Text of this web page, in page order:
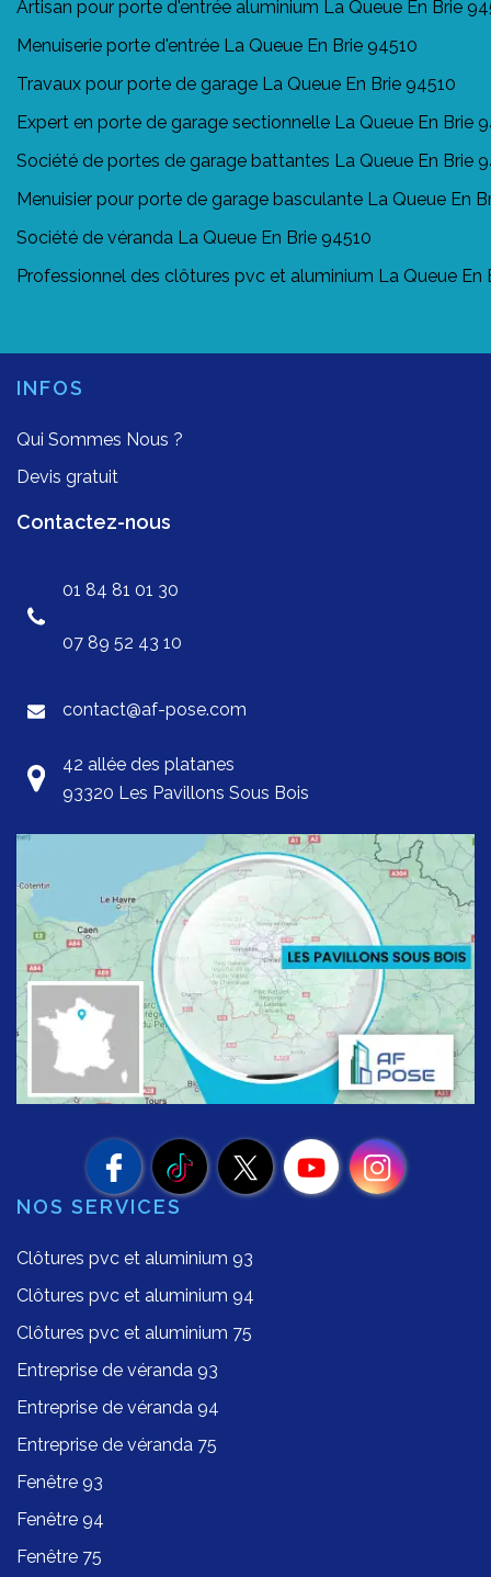
Artisan pour porte d'entrée aluminium La Queue En Brie
Menuiserie porte d'entrée La Queue En Brie 94510
Travaux pour porte de garage La Queue En Brie 94510
Expert en porte de garage sectionnelle La Queue En Brie
Société de portes de garage battantes La Queue En Brie
Menuisier pour porte de garage basculante La Queue En
Société de véranda La Queue En Brie 94510
Professionnel des clôtures pvc et aluminium La Queue En
INFOS
Qui Sommes Nous ?
Devis gratuit
Contactez-nous
01 84 81 01 30
07 89 52 43 10
contact@af-pose.com
42 allée des platanes
93320 Les Pavillons Sous Bois
NOS SERVICES
Clôtures pvc et aluminium 93
Clôtures pvc et aluminium 94
Clôtures pvc et aluminium 75
Entreprise de véranda 93
Entreprise de véranda 94
Entreprise de véranda 75
Fenêtre 93
Fenêtre 94
Fenêtre 75